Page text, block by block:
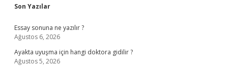
Sidebar
Son Yazılar
Essay sonuna ne yazılır ?
Ağustos 6, 2026
Ayakta uyuşma için hangi doktora gidilir ?
Ağustos 5, 2026